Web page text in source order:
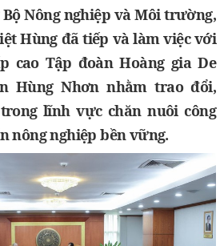
Nông nghiệp và Môi trường,
Hùng đã tiếp và làm việc với
cao Tập đoàn Hoàng gia De
Hùng Nhơn nhằm trao đổi,
lĩnh vực chăn nuôi công
nông nghiệp bền vững.